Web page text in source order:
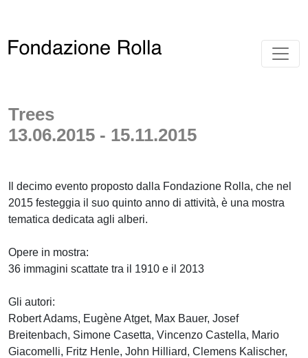
Trees
13.06.2015 - 15.11.2015
Il decimo evento proposto dalla Fondazione Rolla, che nel
2015 festeggia il suo quinto anno di attività, è una mostra
tematica dedicata agli alberi.
Opere in mostra:
36 immagini scattate tra il 1910 e il 2013
Gli autori:
Robert Adams, Eugène Atget, Max Bauer, Josef
Breitenbach, Simone Casetta, Vincenzo Castella, Mario
Giacomelli, Fritz Henle, John Hilliard, Clemens Kalischer,